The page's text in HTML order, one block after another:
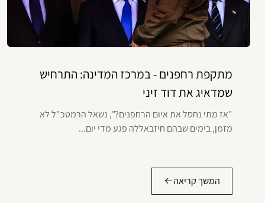
מתקפת רחפנים - במרכז המדינה: התרחיש
שמדאיג את דוד זיני
"אז מתי נחסל את איום הרחפנים?", נשאל הרמטכ"ל לא
מזמן, בימים שבהם חיזבאללה פגע מדי יום...
המשך קריאה